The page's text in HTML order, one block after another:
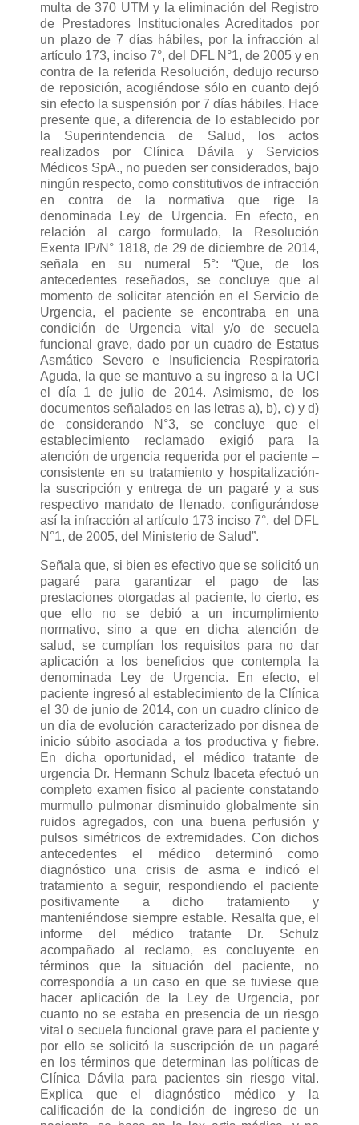
multa de 370 UTM y la eliminación del Registro
de Prestadores Institucionales Acreditados por
un plazo de 7 días hábiles, por la infracción al
artículo 173, inciso 7°, del DFL N°1, de 2005 y en
contra de la referida Resolución, dedujo recurso
de reposición, acogiéndose sólo en cuanto dejó
sin efecto la suspensión por 7 días hábiles. Hace
presente que, a diferencia de lo establecido por
la Superintendencia de Salud, los actos
realizados por Clínica Dávila y Servicios
Médicos SpA., no pueden ser considerados, bajo
ningún respecto, como constitutivos de infracción
en contra de la normativa que rige la
denominada Ley de Urgencia. En efecto, en
relación al cargo formulado, la Resolución
Exenta IP/N° 1818, de 29 de diciembre de 2014,
señala en su numeral 5°: “Que, de los
antecedentes reseñados, se concluye que al
momento de solicitar atención en el Servicio de
Urgencia, el paciente se encontraba en una
condición de Urgencia vital y/o de secuela
funcional grave, dado por un cuadro de Estatus
Asmático Severo e Insuficiencia Respiratoria
Aguda, la que se mantuvo a su ingreso a la UCI
el día 1 de julio de 2014. Asimismo, de los
documentos señalados en las letras a), b), c) y d)
de considerando N°3, se concluye que el
establecimiento reclamado exigió para la
atención de urgencia requerida por el paciente –
consistente en su tratamiento y hospitalización-
la suscripción y entrega de un pagaré y a sus
respectivo mandato de llenado, configurándose
así la infracción al artículo 173 inciso 7°, del DFL
N°1, de 2005, del Ministerio de Salud”.
Señala que, si bien es efectivo que se solicitó un
pagaré para garantizar el pago de las
prestaciones otorgadas al paciente, lo cierto, es
que ello no se debió a un incumplimiento
normativo, sino a que en dicha atención de
salud, se cumplían los requisitos para no dar
aplicación a los beneficios que contempla la
denominada Ley de Urgencia. En efecto, el
paciente ingresó al establecimiento de la Clínica
el 30 de junio de 2014, con un cuadro clínico de
un día de evolución caracterizado por disnea de
inicio súbito asociada a tos productiva y fiebre.
En dicha oportunidad, el médico tratante de
urgencia Dr. Hermann Schulz Ibaceta efectuó un
completo examen físico al paciente constatando
murmullo pulmonar disminuido globalmente sin
ruidos agregados, con una buena perfusión y
pulsos simétricos de extremidades. Con dichos
antecedentes el médico determinó como
diagnóstico una crisis de asma e indicó el
tratamiento a seguir, respondiendo el paciente
positivamente a dicho tratamiento y
manteniéndose siempre estable. Resalta que, el
informe del médico tratante Dr. Schulz
acompañado al reclamo, es concluyente en
términos que la situación del paciente, no
correspondía a un caso en que se tuviese que
hacer aplicación de la Ley de Urgencia, por
cuanto no se estaba en presencia de un riesgo
vital o secuela funcional grave para el paciente y
por ello se solicitó la suscripción de un pagaré
en los términos que determinan las políticas de
Clínica Dávila para pacientes sin riesgo vital.
Explica que el diagnóstico médico y la
calificación de la condición de ingreso de un